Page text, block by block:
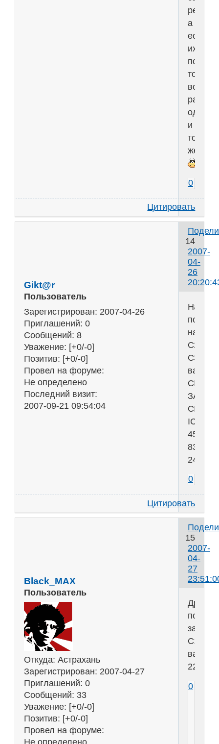
а
если
их
то
все
равно
одно
и
то
же......
0
Цитировать
14
2007-
04-
26
Gikt@r
Пользователь
Зарегистрирован: 2007-04-26
Приглашений: 0
Сообщений: 8
Уважение: [+0/-0]
Позитив: [+0/-0]
Провел на форуме:
Не определено
Последний визит:
2007-09-21 09:54:04
Народ
найти
С2
С3
ICQ
450-
838-
249
0
Цитировать
15
2007-
04-
27
Black_MAX
Пользователь
Откуда: Астрахань
Зарегистрирован: 2007-04-27
Приглашений: 0
Сообщений: 33
Уважение: [+0/-0]
Позитив: [+0/-0]
Провел на форуме:
Друзья
задача
C1
0